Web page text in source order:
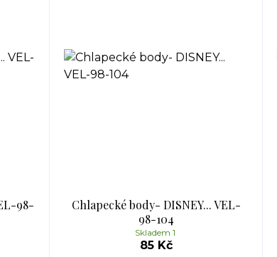
98-
Chlapecké body- DISNEY... VEL-
98-104
85 Kč
Skladem 1